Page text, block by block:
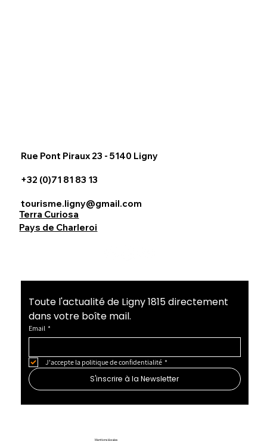
Mentions légales
Rue Pont Piraux 23 - 5140 Ligny
+32 (0)71 81 83 13
tourisme.ligny@gmail.com
Terra Curiosa
Pays de Charleroi
Toute l'actualité de Ligny 1815 directement
dans votre boîte mail.
Email *
J'accepte la politique de confidentialité *
S'inscrire à la Newsletter